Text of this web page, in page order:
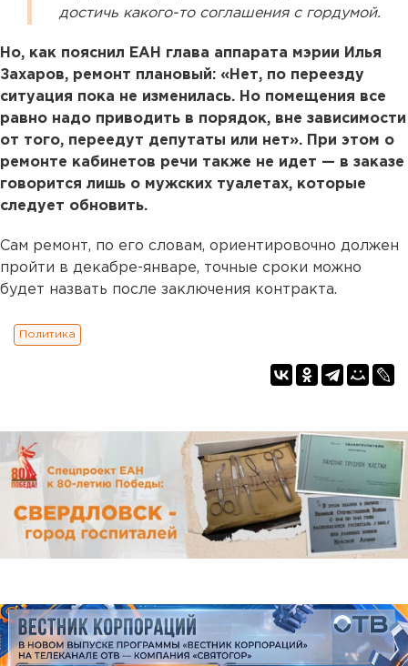
достичь какого-то соглашения с гордумой.
Но, как пояснил ЕАН глава аппарата мэрии Илья
Захаров, ремонт плановый: «Нет, по переезду
ситуация пока не изменилась. Но помещения все
равно надо приводить в порядок, вне зависимости
от того, переедут депутаты или нет». При этом о
ремонте кабинетов речи также не идет — в заказе
говорится лишь о мужских туалетах, которые
следует обновить.
Сам ремонт, по его словам, ориентировочно должен
пройти в декабре-январе, точные сроки можно
будет назвать после заключения контракта.
Политика